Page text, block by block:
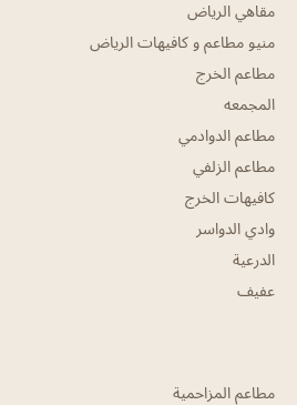
مقاهي الرياض
منيو مطاعم و كافيهات الرياض
مطاعم الخرج
المجمعه
مطاعم الدوادمي
مطاعم الزلفي
كافيهات الخرج
وادي الدواسر
الدرعية
عفيف
مطاعم المزاحمية